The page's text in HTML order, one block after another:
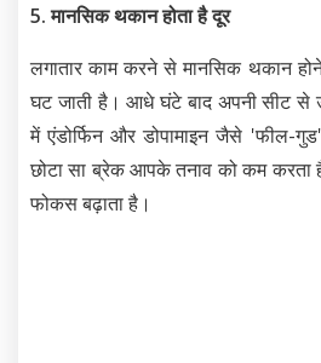
5. मानसिक थकान होता है दूर
लगातार काम करने से मानसिक थकान
घट जाती है। आधे घंटे बाद अपनी सीट से
में एंडोर्फिन और डोपामाइन जैसे 'फील-गुड'
छोटा सा ब्रेक आपके तनाव को कम
फोकस बढ़ाता है।